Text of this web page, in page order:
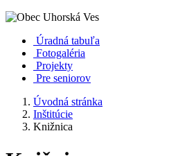
Úradná tabuľa
Fotogaléria
Projekty
Pre seniorov
Úvodná stránka
Inštitúcie
Knižnica